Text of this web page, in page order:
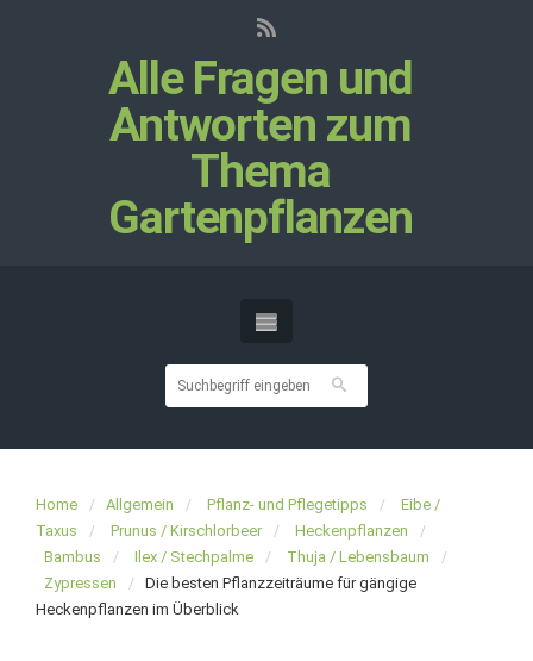
Alle Fragen und
Antworten zum
Thema
Gartenpflanzen
Home Allgemein Pflanz- und Pflegetipps
Eibe /
Taxus
Prunus / Kirschlorbeer
Heckenpflanzen
Bambus
Ilex / Stechpalme
Thuja / Lebensbaum
Zypressen
Die besten Pflanzzeiträume für gängige
Heckenpflanzen im Überblick